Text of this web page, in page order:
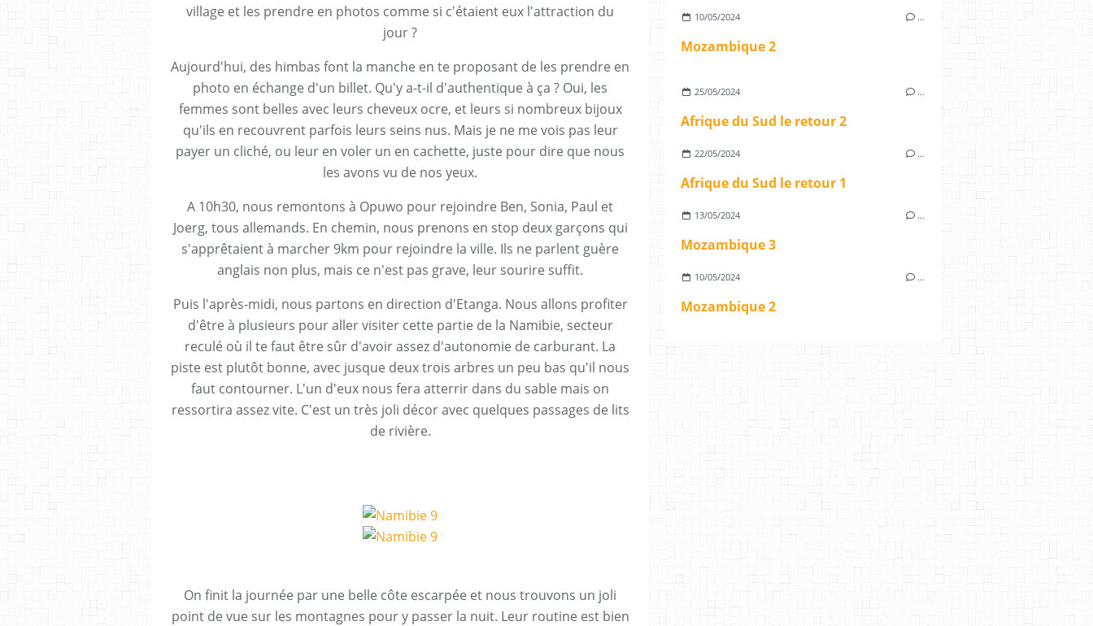
village et les prendre en photos comme si c'étaient eux l'attraction du
jour ?
Aujourd'hui, des himbas font la manche en te proposant de les prendre en
photo en échange d'un billet. Qu'y a-t-il d'authentique à ça ? Oui, les
femmes sont belles avec leurs cheveux ocre, et leurs si nombreux bijoux
qu'ils en recouvrent parfois leurs seins nus. Mais je ne me vois pas leur
payer un cliché, ou leur en voler un en cachette, juste pour dire que nous
les avons vu de nos yeux.
A 10h30, nous remontons à Opuwo pour rejoindre Ben, Sonia, Paul et
Joerg, tous allemands. En chemin, nous prenons en stop deux garçons qui
s'apprêtaient à marcher 9km pour rejoindre la ville. Ils ne parlent guère
anglais non plus, mais ce n'est pas grave, leur sourire suffit.
Puis l'après-midi, nous partons en direction d'Etanga. Nous allons profiter
d'être à plusieurs pour aller visiter cette partie de la Namibie, secteur
reculé où il te faut être sûr d'avoir assez d'autonomie de carburant. La
piste est plutôt bonne, avec jusque deux trois arbres un peu bas qu'il nous
faut contourner. L'un d'eux nous fera atterrir dans du sable mais on
ressortira assez vite. C'est un très joli décor avec quelques passages de lits
de rivière.
On finit la journée par une belle côte escarpée et nous trouvons un joli
point de vue sur les montagnes pour y passer la nuit. Leur routine est bien
10/05/2024 …
Mozambique 2
25/05/2024 …
Afrique du Sud le retour 2
22/05/2024 …
Afrique du Sud le retour 1
13/05/2024 …
Mozambique 3
10/05/2024 …
Mozambique 2